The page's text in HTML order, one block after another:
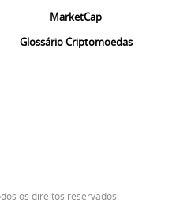
MarketCap
Glossário Criptomoedas
os direitos reservados.